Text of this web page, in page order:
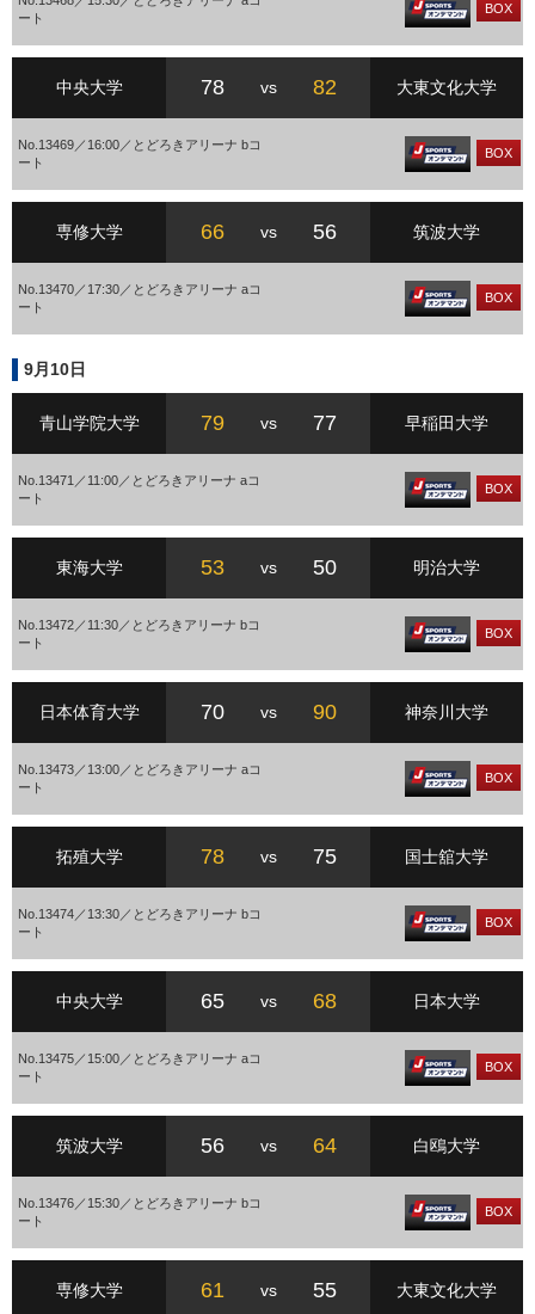
ート
BOX
中央大学 78 vs 82 大東文化大学
No.13469／16:00／とどろきアリーナ bコ
ート
BOX
専修大学 66 vs 56 筑波大学
No.13470／17:30／とどろきアリーナ aコ
ート
BOX
9月10日
青山学院大学 79 vs 77 早稲田大学
No.13471／11:00／とどろきアリーナ aコ
ート
BOX
東海大学 53 vs 50 明治大学
No.13472／11:30／とどろきアリーナ bコ
ート
BOX
日本体育大学 70 vs 90 神奈川大学
No.13473／13:00／とどろきアリーナ aコ
ート
BOX
拓殖大学 78 vs 75 国士舘大学
No.13474／13:30／とどろきアリーナ bコ
ート
BOX
中央大学 65 vs 68 日本大学
No.13475／15:00／とどろきアリーナ aコ
ート
BOX
筑波大学 56 vs 64 白鴎大学
No.13476／15:30／とどろきアリーナ bコ
ート
BOX
専修大学 61 vs 55 大東文化大学